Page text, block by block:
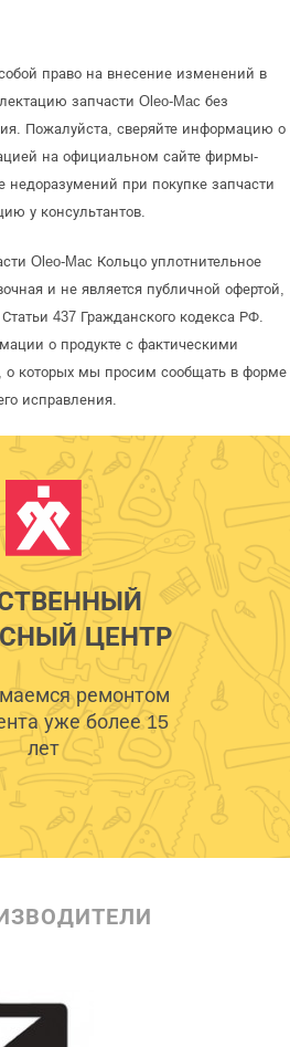
право на внесение изменений в
запчасти Oleo-Mac без
Пожалуйста, сверяйте информацию о
на официальном сайте фирмы-
недоразумений при покупке запчасти
у консультантов.
Oleo-Mac Кольцо уплотнительное
и не является публичной офертой,
437 Гражданского кодекса РФ.
о продукте с фактическими
о которых мы просим сообщать в форме
исправления.
ЦЕНТР
ремонтом
уже более 15
лет